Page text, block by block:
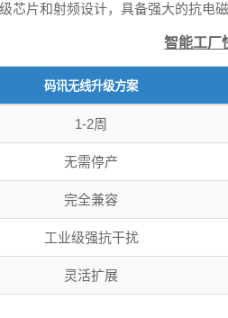
芯片和射频设计，具备强大的抗
智能工厂
码讯无线升级方案
1-2周
无需停产
完全兼容
工业级强抗干扰
灵活扩展